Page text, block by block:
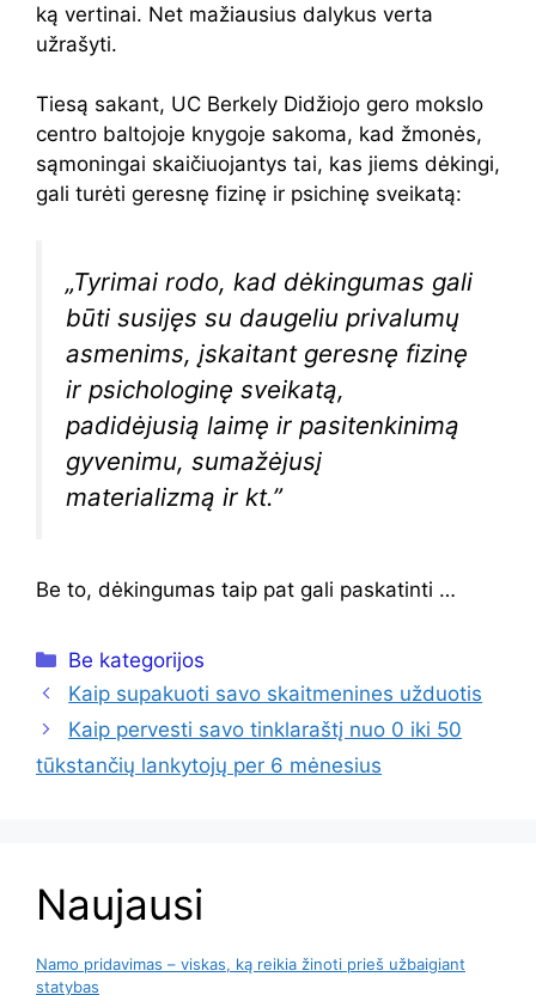
ką vertinai. Net mažiausius dalykus verta
užrašyti.
Tiesą sakant, UC Berkely Didžiojo gero mokslo
centro baltojoje knygoje sakoma, kad žmonės,
sąmoningai skaičiuojantys tai, kas jiems dėkingi,
gali turėti geresnę fizinę ir psichinę sveikatą:
„Tyrimai rodo, kad dėkingumas gali
būti susijęs su daugeliu privalumų
asmenims, įskaitant geresnę fizinę
ir psichologinę sveikatą,
padidėjusią laimę ir pasitenkinimą
gyvenimu, sumažėjusį
materializmą ir kt.”
Be to, dėkingumas taip pat gali paskatinti …
Kategorijos
Be kategorijos
Kaip supakuoti savo skaitmenines užduotis
Kaip pervesti savo tinklaraštį nuo 0 iki 50
tūkstančių lankytojų per 6 mėnesius
Naujausi
Namo pridavimas – viskas, ką reikia žinoti prieš užbaigiant
statybas